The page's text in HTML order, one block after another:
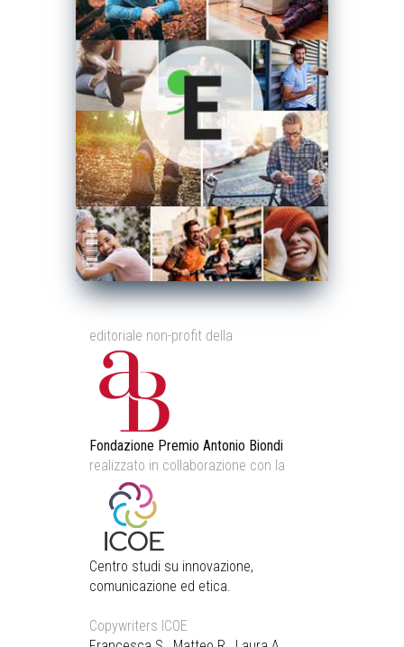
editoriale non-profit della
Fondazione Premio Antonio Biondi
realizzato in collaborazione con la
Centro studi su innovazione,
comunicazione ed etica.
Copywriters ICOE